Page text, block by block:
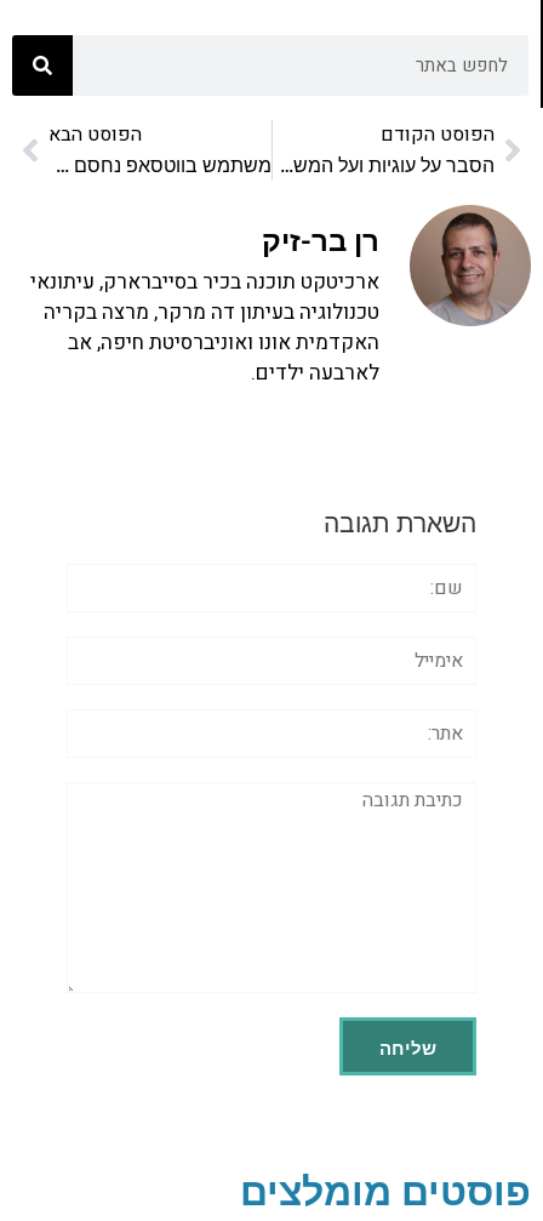
הפוסט הקודם
הסבר על עוגיות ועל המשלוח שלהן
הפוסט הבא
משתמש בווטסאפ נחסם בשל עדות נגד פייסבוק
רן בר-זיק
ארכיטקט תוכנה בכיר בסייברארק, עיתונאי
טכנולוגיה בעיתון דה מרקר, מרצה בקריה
האקדמית אונו ואוניברסיטת חיפה, אב
לארבעה ילדים.
השארת תגובה
תגובה
פוסטים מומלצים